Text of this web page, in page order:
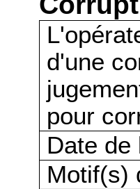
d'une
pour
Date de
Motif(s)